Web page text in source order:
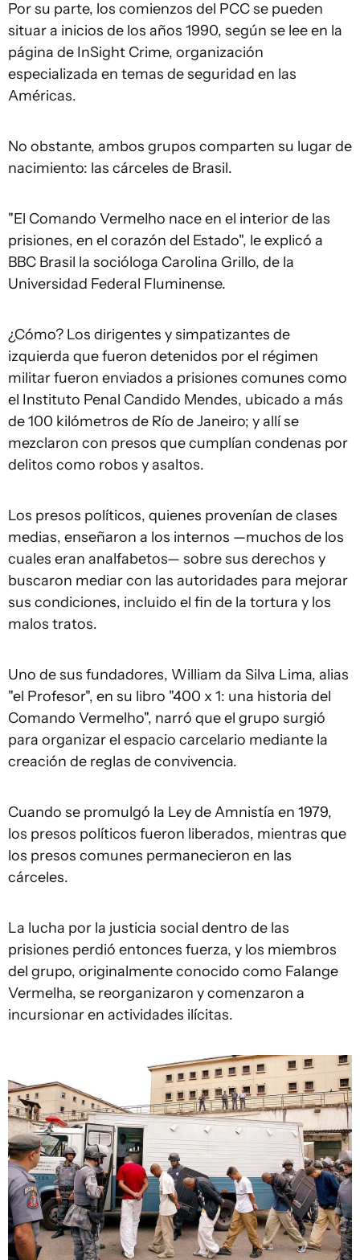
Por su parte, los comienzos del PCC se pueden
situar a inicios de los años 1990, según se lee en la
página de InSight Crime, organización
especializada en temas de seguridad en las
Américas.
No obstante, ambos grupos comparten su lugar de
nacimiento: las cárceles de Brasil.
"El Comando Vermelho nace en el interior de las
prisiones, en el corazón del Estado", le explicó a
BBC Brasil la socióloga Carolina Grillo, de la
Universidad Federal Fluminense.
¿Cómo? Los dirigentes y simpatizantes de
izquierda que fueron detenidos por el régimen
militar fueron enviados a prisiones comunes como
el Instituto Penal Candido Mendes, ubicado a más
de 100 kilómetros de Río de Janeiro; y allí se
mezclaron con presos que cumplían condenas por
delitos como robos y asaltos.
Los presos políticos, quienes provenían de clases
medias, enseñaron a los internos —muchos de los
cuales eran analfabetos— sobre sus derechos y
buscaron mediar con las autoridades para mejorar
sus condiciones, incluido el fin de la tortura y los
malos tratos.
Uno de sus fundadores, William da Silva Lima, alias
"el Profesor", en su libro "400 x 1: una historia del
Comando Vermelho", narró que el grupo surgió
para organizar el espacio carcelario mediante la
creación de reglas de convivencia.
Cuando se promulgó la Ley de Amnistía en 1979,
los presos políticos fueron liberados, mientras que
los presos comunes permanecieron en las
cárceles.
La lucha por la justicia social dentro de las
prisiones perdió entonces fuerza, y los miembros
del grupo, originalmente conocido como Falange
Vermelha, se reorganizaron y comenzaron a
incursionar en actividades ilícitas.